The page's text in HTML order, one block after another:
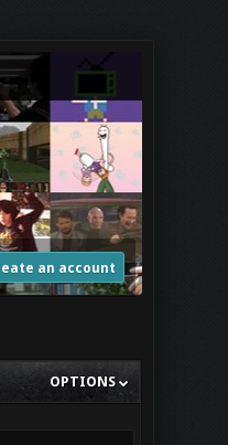
an account
OPTIONS